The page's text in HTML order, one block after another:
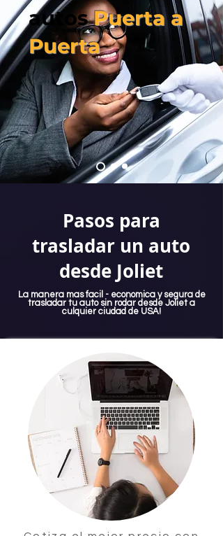
autosPuerta a
Puerta
Pasos para
trasladar un auto
desde Joliet
La manera mas facil - economica y segura de
trasladar tu auto sin rodar desde Joliet a
culquier ciudad de USA!